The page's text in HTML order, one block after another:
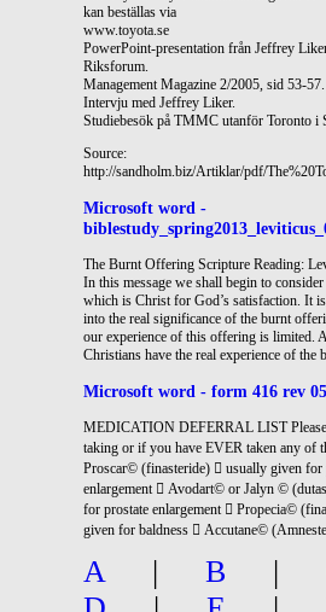
kan beställas via
www.toyota.se
PowerPoint-presentation från Jeffrey
Riksforum.
Management Magazine 2/2005, sid 53-
Intervju med Jeffrey Liker.
Studiebesök på TMMC utanför Toronto i
Source:
http://sandholm.biz/Artiklar/pdf/
Microsoft word -
The Burnt Offering Scripture Reading:
In this message we shall begin to
which is Christ for God’s satisfaction. It
into the real significance of the burnt
our experience of this offering is limited.
Christians have the real experience of the
Microsoft word - form 416 rev
MEDICATION DEFERRAL LIST
taking or if you have EVER taken any of
Proscar© (finasteride)  usually given for
enlargement  Avodart© or Jalyn ©
for prostate enlargement  Propecia©
given for baldness  Accutane©
A | B |